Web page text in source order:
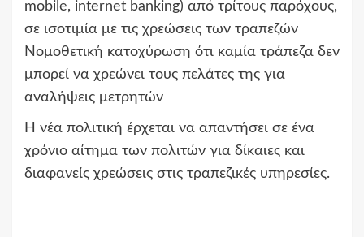
mobile, internet banking) από τρίτους παρόχους,
σε ισοτιμία με τις χρεώσεις των τραπεζών
Νομοθετική κατοχύρωση ότι καμία τράπεζα δεν
μπορεί να χρεώνει τους πελάτες της για
αναλήψεις μετρητών
Η νέα πολιτική έρχεται να απαντήσει σε ένα
χρόνιο αίτημα των πολιτών για δίκαιες και
διαφανείς χρεώσεις στις τραπεζικές υπηρεσίες.